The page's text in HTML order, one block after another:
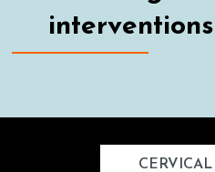
CERVICAL